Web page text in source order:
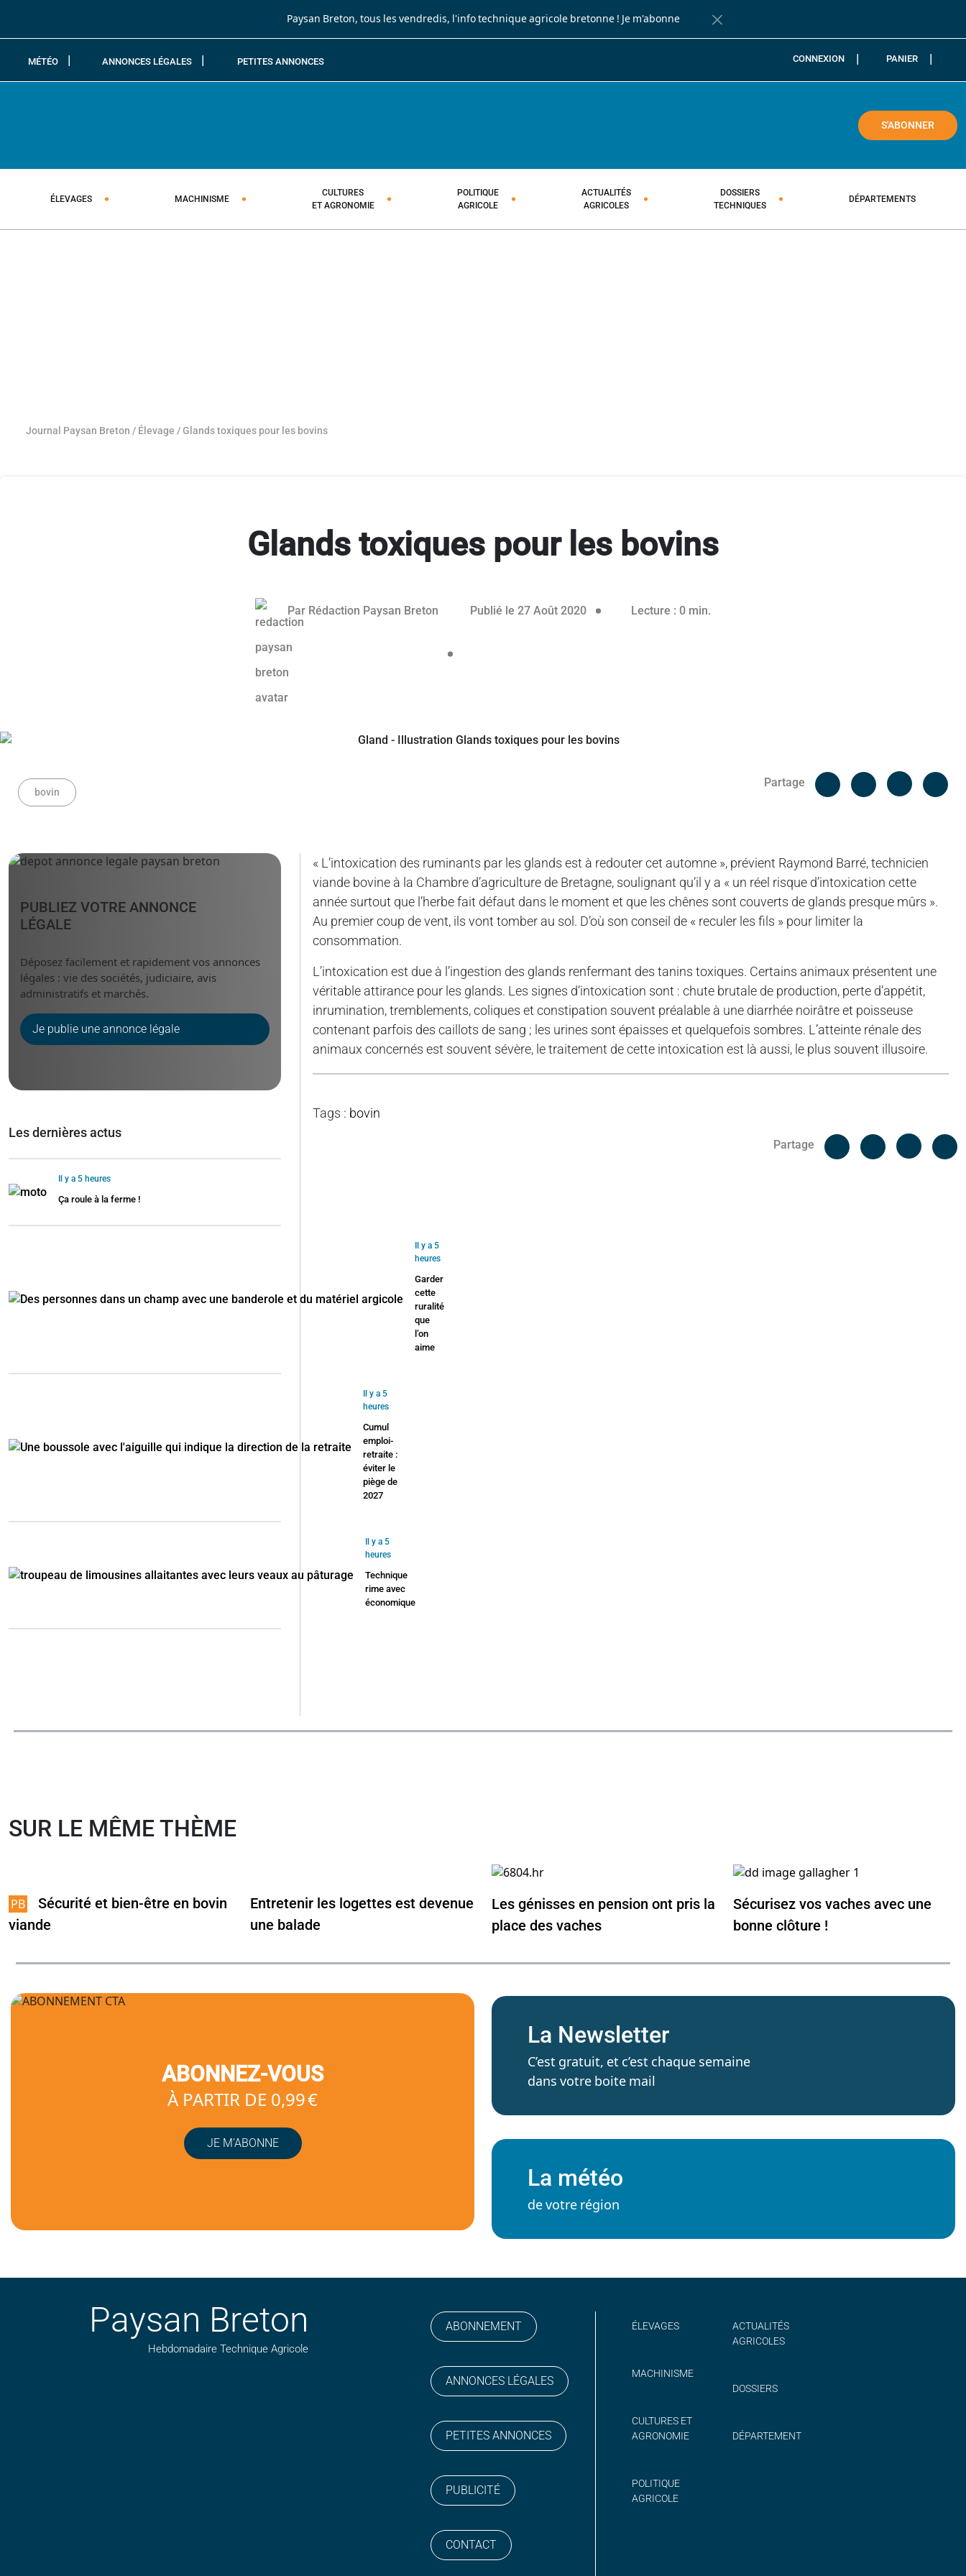
Paysan Breton, tous les vendredis, l'info technique agricole bretonne ! Je m'abonne
Fermer la barre de notification
MÉTÉO ANNONCES LÉGALES PETITES ANNONCES CONNEXION PANIER
S'ABONNER
ÉLEVAGES MACHINISME
CULTURES
ET AGRONOMIE
POLITIQUE
AGRICOLE
ACTUALITÉS
AGRICOLES
DOSSIERS
TECHNIQUES
DÉPARTEMENTS
Journal Paysan Breton / Élevage /Glands toxiques pour les bovins
Glands toxiques pour les bovins
Par Rédaction Paysan Breton Publié le 27 Août 202027 août 2020Lecture : 0 min.
bovin
Partage
Facebook
« L’intoxication des ruminants par les glands est à redouter cet automne », prévient Raymond Barré, technicien
viande bovine à la Chambre d’agriculture de Bretagne, soulignant qu’il y a « un réel risque d’intoxication cette
année surtout que l’herbe fait défaut dans le moment et que les chênes sont couverts de glands presque mûrs ».
Au premier coup de vent, ils vont tomber au sol. D’où son conseil de « reculer les fils » pour limiter la
consommation.
L’intoxication est due à l’ingestion des glands renfermant des tanins toxiques. Certains animaux présentent une
véritable attirance pour les glands. Les signes d’intoxication sont : chute brutale de production, perte d’appétit,
inrumination, tremblements, coliques et constipation souvent préalable à une diarrhée noirâtre et poisseuse
contenant parfois des caillots de sang ; les urines sont épaisses et quelquefois sombres. L’atteinte rénale des
animaux concernés est souvent sévère, le traitement de cette intoxication est là aussi, le plus souvent illusoire.
Tags : bovin
Partage
Facebook
PUBLIEZ VOTRE ANNONCE
LÉGALE
Déposez facilement et rapidement vos annonces
légales : vie des sociétés, judiciaire, avis
administratifs et marchés.
Je publie une annonce légale
Les dernières actus
Il y a 5 heures
Ça roule à la ferme !
Il y a 5
heures
Garder
cette
ruralité
que
l’on
aime
Il y a 5
heures
Cumul
emploi-
retraite :
éviter le
piège de
2027
Il y a 5
heures
Technique
rime avec
économique
SUR LE MÊME THÈME
Sécurité et bien-être en bovin
viande
Entretenir les logettes est devenue
une balade
Les génisses en pension ont pris la
place des vaches
Sécurisez vos vaches avec une
bonne clôture !
ABONNEZ-VOUS
À PARTIR DE 0,99 €
JE M’ABONNE
La Newsletter
C’est gratuit, et c’est chaque semaine
dans votre boite mail
La météo
de votre région
Paysan Breton
Hebdomadaire Technique Agricole
ABONNEMENT
ANNONCES LÉGALES
PETITES ANNONCES
PUBLICITÉ
CONTACT
ÉLEVAGES
MACHINISME
CULTURES ET
AGRONOMIE
POLITIQUE
AGRICOLE
ACTUALITÉS
AGRICOLES
DOSSIERS
DÉPARTEMENT